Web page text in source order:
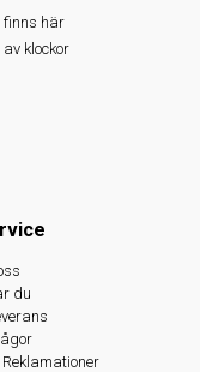
finns här
klockor
du